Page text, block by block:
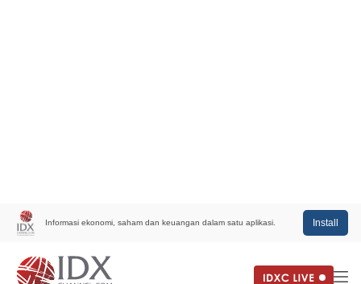
Informasi ekonomi, saham dan keuangan dalam satu aplikasi. Install